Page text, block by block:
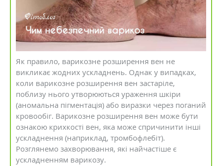
Як правило, варикозне розширення вен не
викликає жодних ускладнень. Однак у випадках,
коли варикозне розширення вен застаріле,
поблизу нього утворюються ураження шкіри
(аномальна пігментація) або виразки через поганий
кровообіг. Варикозне розширення вен може бути
ознакою крихкості вен, яка може спричинити інші
ускладнення (наприклад, тромбофлебіт).
Розглянемо захворювання, які найчастіше є
ускладненням варикозу.